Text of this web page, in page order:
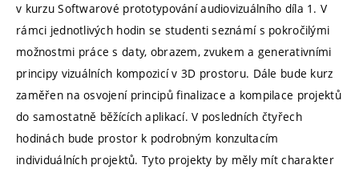
v kurzu Softwarové prototypování audiovizuálního díla 1. V
rámci jednotlivých hodin se studenti seznámí s pokročilými
možnostmi práce s daty, obrazem, zvukem a generativními
principy vizuálních kompozicí v 3D prostoru. Dále bude kurz
zaměřen na osvojení principů finalizace a kompilace projektů
do samostatně běžících aplikací. V posledních čtyřech
hodinách bude prostor k podrobným konzultacím
individuálních projektů. Tyto projekty by měly mít charakter